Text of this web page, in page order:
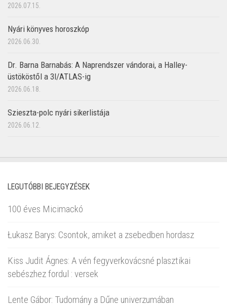
2026.07.15.
Nyári könyves horoszkóp
2026.06.30.
Dr. Barna Barnabás: A Naprendszer vándorai, a Halley-
üstököstől a 3I/ATLAS-ig
2026.06.18.
Szieszta-polc nyári sikerlistája
2026.06.12.
LEGUTÓBBI BEJEGYZÉSEK
100 éves Micimackó
Łukasz Barys: Csontok, amiket a zsebedben hordasz
Kiss Judit Ágnes: A vén fegyverkovácsné plasztikai
sebészhez fordul : versek
Lente Gábor: Tudomány a Dűne univerzumában